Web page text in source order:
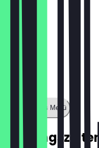
Zeige ganzes Menü
Öffnungszeiten